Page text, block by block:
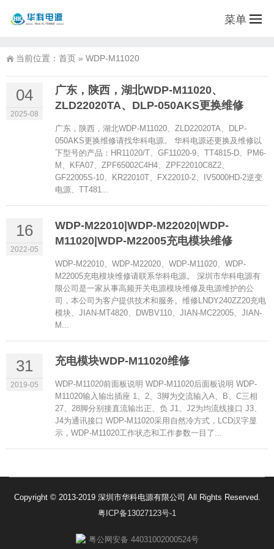
菜单
当前位置： 首页 » WDP-M11020
04
2025-08
广东，陕西，湖北WDP-M11020、
ZLD22020TA、DLP-050AKS更换维修
广东，陕西，湖北WDP-M11020、ZLD22020TA、DLP-
050AKS更换维修请找华科电源。 华科电源还更换及维修以
下型号的产品：HR11020/T、GF11020-9、TT4815-D、PM6-
M、KFA07、ZPF65002C4H4、ZPF22010C8Z2、
GF22005S-10、KR22010T、FX22010-2、IV5000HD-2逆变
电源、TT481...
16
2022-05
WDP-M22010|WDP-M22020|WDP-
M11020|WDP-M22005充电模块维修
WDP-M22010、WDP-M22020、WDP-M11020、WDP-
M22005充电模块维修请联系华科电源。 深圳市华科电源有
限公司是一家从事高频开关电源模块维修及电源维护的公
司，本公司为客户提供技术和服务。维修LNDY240ZZ20充电
模块、JIAN-MT4820、DWBV110、JIAN-MC22005、JIAN-
M...
31
2019-05
充电模块WDP-M11020维修
WDP-M11020前面板说明 WDP-M11020后面板说明 WDP-
M11020输入输出插座 1、2、3脚为交流输入A、B、C三相
27、28脚分别接直流输出正、负 J1、J2为均流线接口 J3、
J4为通讯接口 WDP-M11020采用自然冷方式，LCD汉字显
示，WDP-M11020工作状态和工作参数一目了...
Copyright © 2013-2019 深圳市华科电源有限公司 All Rights Reserved.
粤ICP备13027123号-1
粤公网安备 44031002000524号